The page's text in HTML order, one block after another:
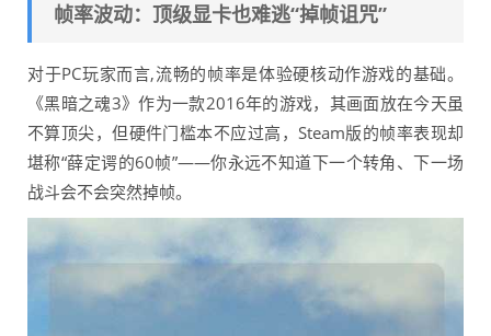
帧率波动：顶级显卡也难逃“掉帧诅咒”
对于PC玩家而言,流畅的帧率是体验硬核动作游戏的基础。
《黑暗之魂3》作为一款2016年的游戏，其画面放在今天虽
不算顶尖，但硬件门槛本不应过高，Steam版的帧率表现却
堪称“薛定谔的60帧”——你永远不知道下一个转角、下一场
战斗会不会突然掉帧。